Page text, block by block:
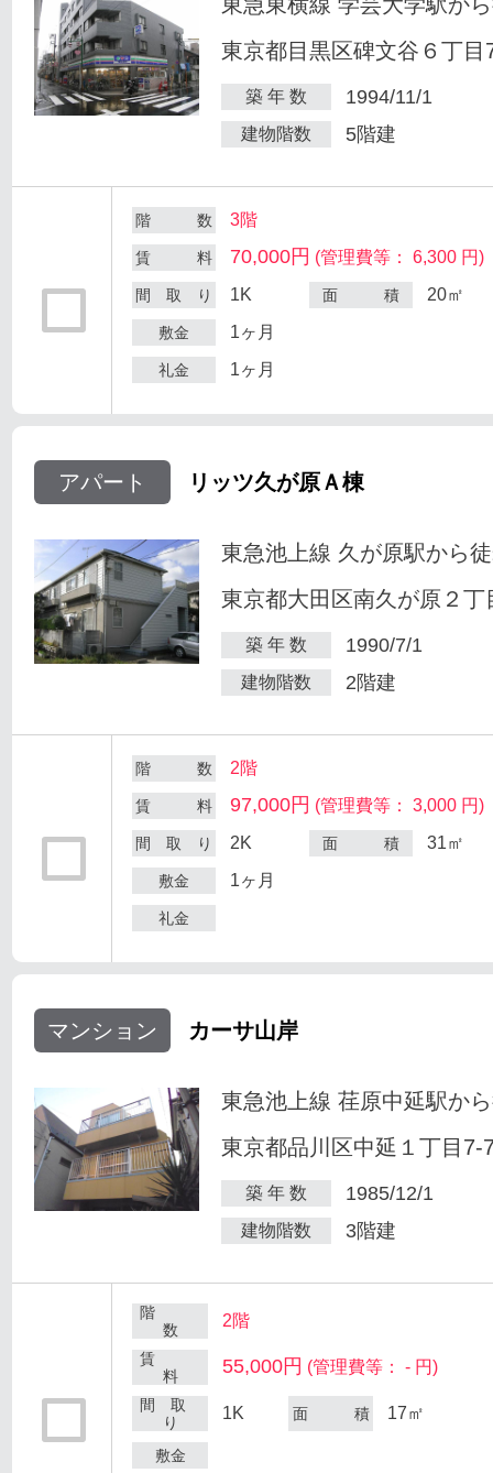
東京都目黒区碑文谷６丁目
築 年 数 1994/11/1
建物階数 5階建
階 数 3階
賃 料 70,000円 (管理費等： 6,300 円)
間 取 り 1K 面 積 20㎡
敷金 1ヶ月
礼金 1ヶ月
アパート リッツ久が原Ａ棟
東急池上線 久が原駅から
東京都大田区南久が原２丁
築 年 数 1990/7/1
建物階数 2階建
階 数 2階
賃 料 97,000円 (管理費等： 3,000 円)
間 取 り 2K 面 積 31㎡
敷金 1ヶ月
礼金
マンション カーサ山岸
東急池上線 荏原中延駅か
東京都品川区中延１丁目7-
築 年 数 1985/12/1
建物階数 3階建
階
数
2階
賃
料
55,000円 (管理費等： - 円)
間 取
り
1K 面 積 17㎡
敷金